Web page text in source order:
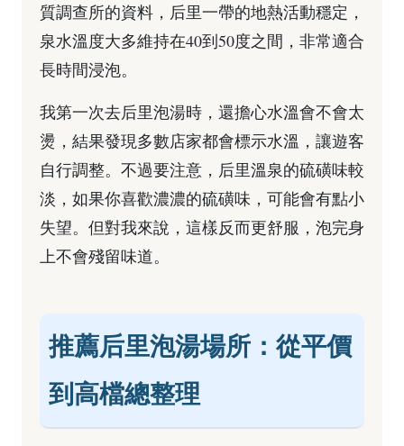
質調查所的資料，后里一帶的地熱活動穩定，
泉水溫度大多維持在40到50度之間，非常適合
長時間浸泡。
我第一次去后里泡湯時，還擔心水溫會不會太
燙，結果發現多數店家都會標示水溫，讓遊客
自行調整。不過要注意，后里溫泉的硫磺味較
淡，如果你喜歡濃濃的硫磺味，可能會有點小
失望。但對我來說，這樣反而更舒服，泡完身
上不會殘留味道。
推薦后里泡湯場所：從平價
到高檔總整理